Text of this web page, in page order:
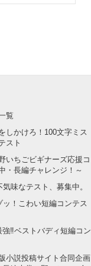
覧
しかけろ！100文字ミス
スト
いちごビギナーズ応援コ
・長編チャレンジ！～
味なテスト、募集中。
ッ！こわい短編コンテス
強‼ベストバディ短編コン
小説投稿サイト合同企画